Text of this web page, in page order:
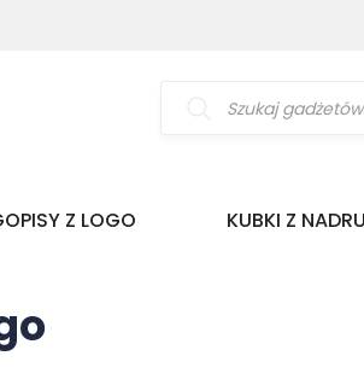
produktów
Z LOGO KUBKI Z